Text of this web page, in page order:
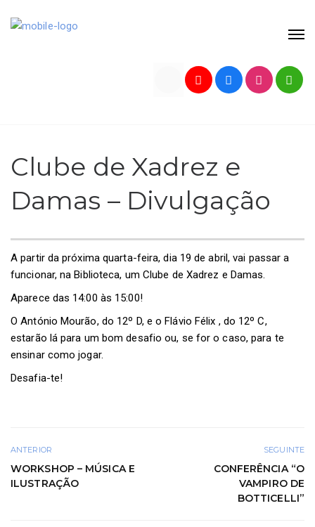
Clube de Xadrez e
Damas – Divulgação
A partir da próxima quarta-feira, dia 19 de abril, vai passar a
funcionar, na Biblioteca, um Clube de Xadrez e Damas.
Aparece das 14:00 às 15:00!
O António Mourão, do 12º D, e o Flávio Félix , do 12º C,
estarão lá para um bom desafio ou, se for o caso, para te
ensinar como jogar.
Desafia-te!
ANTERIOR
WORKSHOP – MÚSICA E
ILUSTRAÇÃO
SEGUINTE
CONFERÊNCIA “O
VAMPIRO DE
BOTTICELLI”